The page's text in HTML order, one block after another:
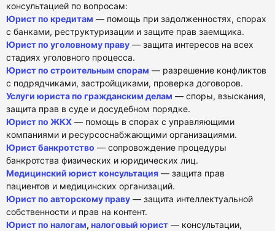
консультацией по вопросам:
Юрист по кредитам — помощь при задолженностях, спорах
с банками, реструктуризации и защите прав заемщика.
Юрист по уголовному праву — защита интересов на всех
стадиях уголовного процесса.
Юрист по строительным спорам — разрешение конфликтов
с подрядчиками, застройщиками, проверка договоров.
Услуги юриста по гражданским делам — споры, взыскания,
защита прав в суде и досудебном порядке.
Юрист по ЖКХ — помощь в спорах с управляющими
компаниями и ресурсоснабжающими организациями.
Юрист банкротство — сопровождение процедуры
банкротства физических и юридических лиц.
Медицинский юрист консультация — защита прав
пациентов и медицинских организаций.
Юрист по авторскому праву — защита интеллектуальной
собственности и прав на контент.
Юрист по налогам, налоговый юрист — консультации,